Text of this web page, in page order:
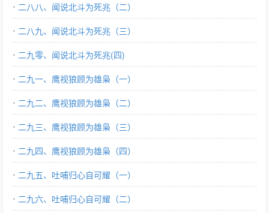
二八八、闻说北斗为死兆（二）
二八九、闻说北斗为死兆（三）
二九零、闻说北斗为死兆(四)
二九一、鹰视狼顾为雄枭（一）
二九二、鹰视狼顾为雄枭（二）
二九三、鹰视狼顾为雄枭（三）
二九四、鹰视狼顾为雄枭（四）
二九五、吐哺归心自可耀（一）
二九六、吐哺归心自可耀（二）